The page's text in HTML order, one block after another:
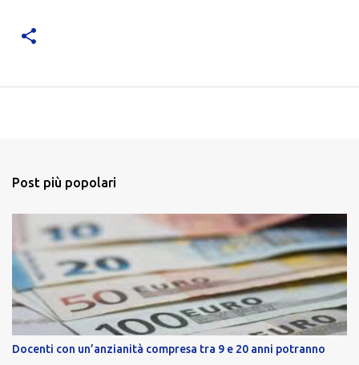
Post più popolari
Docenti con un’anzianità compresa tra 9 e 20 anni potranno